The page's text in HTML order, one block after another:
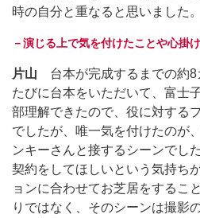
時の自分と重なると思いました。
－演じる上で気を付けたことや心掛
片山 台本が完成するまでの約8
たびに台本をいただいて、富士
部理解できたので、役に対する
でしたが、唯一気を付けたのが
ンキーさんと接するシーンでし
契約をしてほしいという気持ち
ョンに合わせてお芝居をするこ
りではなく、そのシーンは撮影